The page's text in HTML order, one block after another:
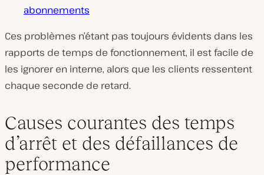
abonnements
Ces problèmes n’étant pas toujours évidents dans les
rapports de temps de fonctionnement, il est facile de
les ignorer en interne, alors que les clients ressentent
chaque seconde de retard.
Causes courantes des temps
d’arrêt et des défaillances de
performance